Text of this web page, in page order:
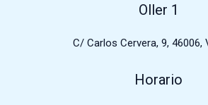
Oller 1
C/ Carlos Cervera, 9, 46006,
Horario